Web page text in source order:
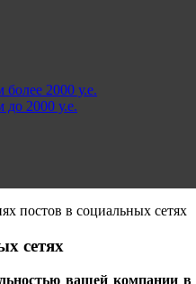
2000 у.е.
2000 у.е.
постов в социальных сетях
сетях
вашей